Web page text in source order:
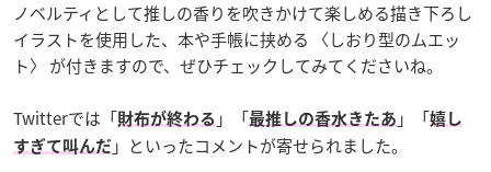
ノベルティとして推しの香りを吹きかけて楽しめる描き下ろし
イラストを使用した、本や手帳に挟める 〈しおり型のムエッ
ト〉 が付きますので、ぜひチェックしてみてくださいね。
Twitterでは「財布が終わる 」「最推しの香水きたあ 」「嬉し
すぎて叫んだ 」といったコメントが寄せられました。